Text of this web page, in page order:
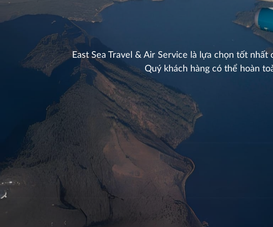
East Sea Travel & Air Service là lựa chọn tốt
Quý khách hàng có thể hoàn